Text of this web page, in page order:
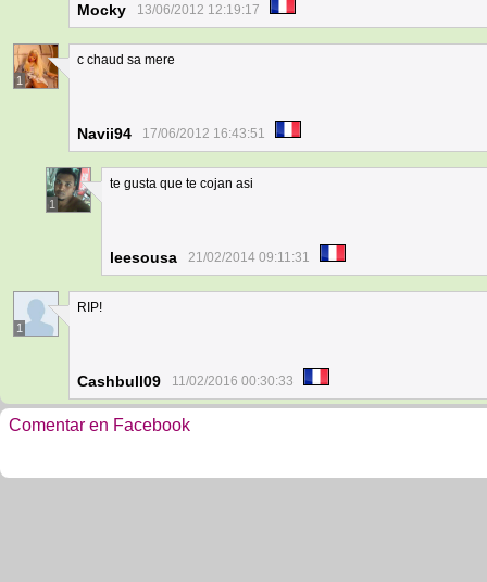
Mocky 13/06/2012 12:19:17
1
c chaud sa mere
Navii94 17/06/2012 16:43:51
1
te gusta que te cojan asi
leesousa 21/02/2014 09:11:31
1
RIP!
Cashbull09 11/02/2016 00:30:33
Comentar en Facebook